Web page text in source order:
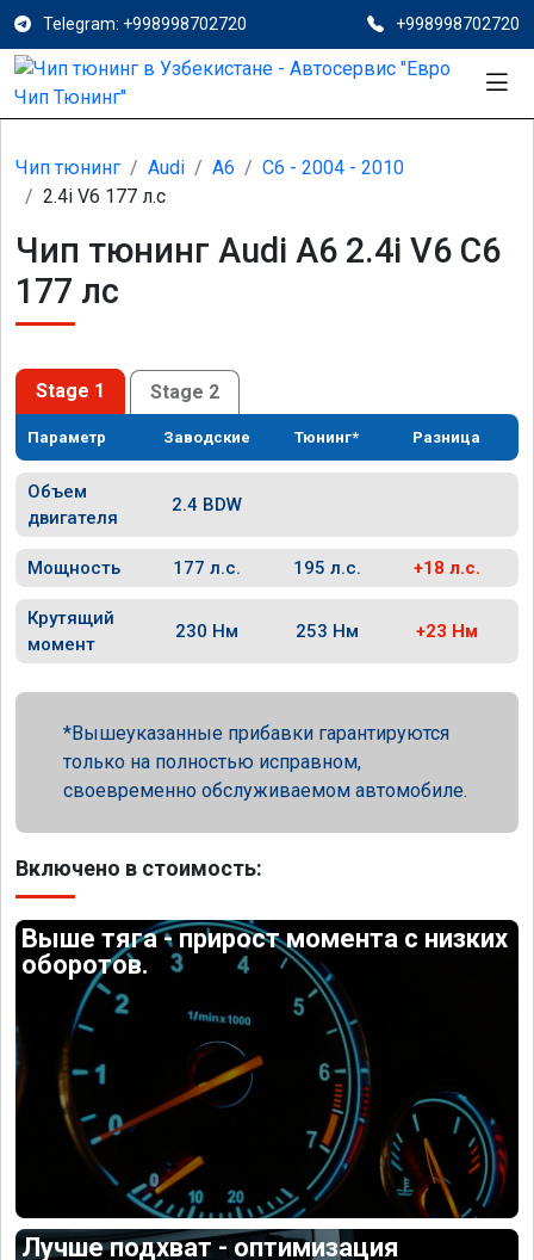
Telegram: +998998702720 +998998702720
Чип тюнинг Audi A6
C6 - 2004 - 2010
2.4i V6 177 л.с
Чип тюнинг Audi A6 2.4i V6 C6
177 лс
Stage 1 Stage 2
Параметр Заводские Тюнинг* Разница
Объем
двигателя
2.4 BDW
Мощность 177 л.с. 195 л.с. +18 л.с.
Крутящий
момент
230 Нм 253 Нм +23 Нм
Вышеуказанные прибавки гарантируются
только на полностью исправном,
своевременно обслуживаемом автомобиле.
Включено в стоимость:
Выше тяга - прирост момента с низких
оборотов.
Лучше подхват - оптимизация